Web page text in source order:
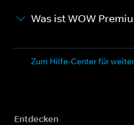
Was ist WOW
Zum Hilfe-Center für
Entdecken